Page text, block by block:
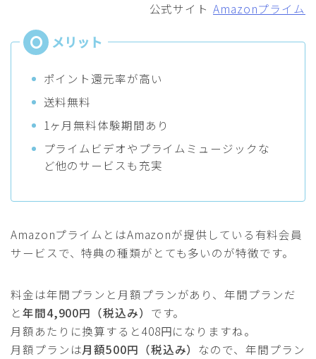
公式サイト Amazonプライム
ポイント還元率が高い
送料無料
1ヶ月無料体験期間あり
プライムビデオやプライムミュージックな
ど他のサービスも充実
AmazonプライムとはAmazonが提供している 有料会員
サービスで、特典の種類がとても多いのが特徴です。
料金は年間プランと月額プランがあり、年間プランだ
と年間4,900円（税込み） です。
月額あたりに換算すると408円になりますね。
月額プランは月額500円（税込み） なので、年間プラン